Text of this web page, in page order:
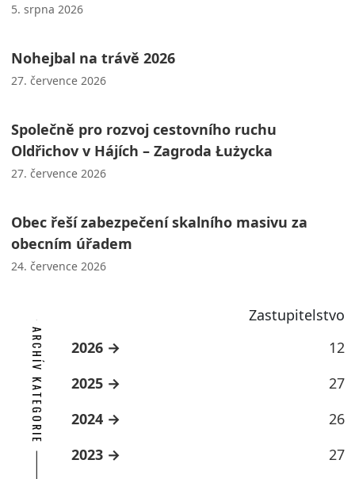
5. srpna 2026
Nohejbal na trávě 2026
27. července 2026
Společně pro rozvoj cestovního ruchu
Oldřichov v Hájích – Zagroda Łużycka
27. července 2026
Obec řeší zabezpečení skalního masivu za
obecním úřadem
24. července 2026
Zastupitelstvo
ARCHÍV KATEGORIE 2026
12
2025
27
2024
26
2023
27